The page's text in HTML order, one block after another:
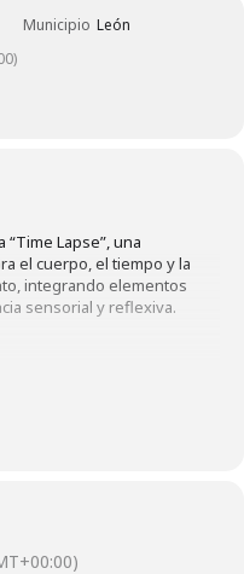
Municipio León
Lapse”, una
el cuerpo, el tiempo y la
integrando elementos
sensorial y reflexiva.